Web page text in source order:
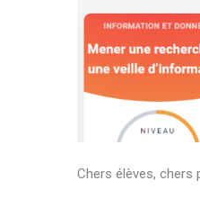
Chers élèves, chers